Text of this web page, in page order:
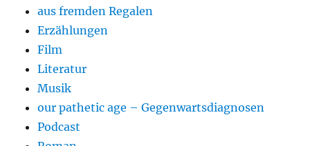
aus fremden Regalen
Erzählungen
Film
Literatur
Musik
our pathetic age – Gegenwartsdiagnosen
Podcast